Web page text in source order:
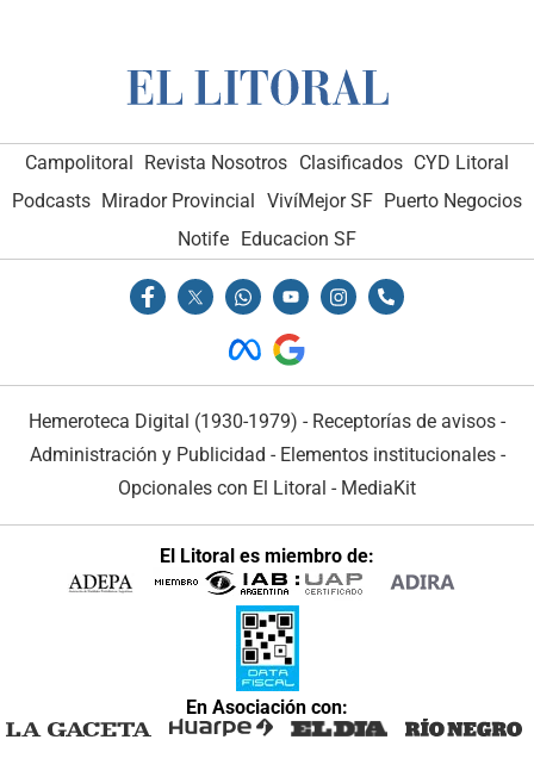
Campolitoral Revista Nosotros Clasificados CYD Litoral
Podcasts Mirador Provincial VivíMejor SF Puerto Negocios
Notife Educacion SF
Hemeroteca Digital (1930-1979) - Receptorías de avisos -
Administración y Publicidad - Elementos institucionales-
Opcionales con El Litoral - MediaKit
El Litoral es miembro de:
En Asociación con: